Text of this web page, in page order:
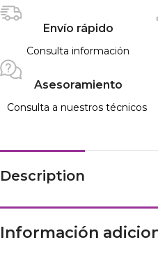
Envío rápido
Consulta información
Asesoramiento
Consulta a nuestros técnicos
Description
Información